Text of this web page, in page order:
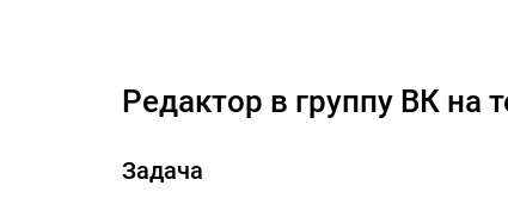
Редактор в группу ВК
Задача